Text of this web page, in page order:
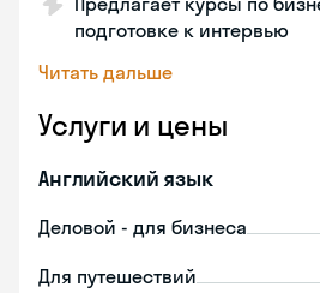
подготовке к интервью
Читать дальше
Услуги и цены
Английский язык
Деловой - для бизнеса
Для путешествий